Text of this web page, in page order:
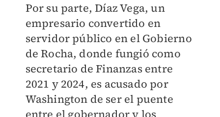
Por su parte, Díaz Vega, un
empresario convertido en
servidor público en el Gobierno
de Rocha, donde fungió como
secretario de Finanzas entre
2021 y 2024, es acusado por
Washington de ser el puente